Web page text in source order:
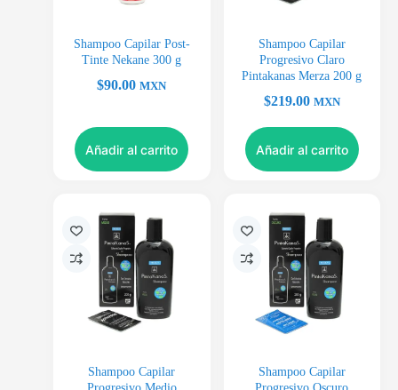
Shampoo Capilar Post-
Tinte Nekane 300 g
$90.00 MXN
Añadir al carrito
Shampoo Capilar
Progresivo Claro
Pintakanas Merza 200 g
$219.00 MXN
Añadir al carrito
Shampoo Capilar
Shampoo Capilar